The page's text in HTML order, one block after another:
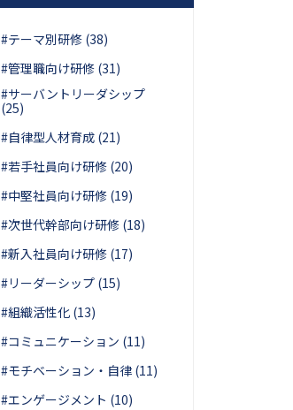
#テーマ別研修 (38)
#管理職向け研修 (31)
#サーバントリーダシップ
(25)
#自律型人材育成 (21)
#若手社員向け研修 (20)
#中堅社員向け研修 (19)
#次世代幹部向け研修 (18)
#新入社員向け研修 (17)
#リーダーシップ (15)
#組織活性化 (13)
#コミュニケーション (11)
#モチベーション・自律 (11)
#エンゲージメント (10)